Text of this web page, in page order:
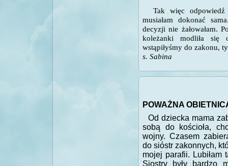
Tak więc odpowiedź
musiałam dokonać
decyzji nie żałowałam.
koleżanki modliła się
wstąpiłyśmy do zakonu,
s. Sabina
POWAŻNA
Od dziecka mama
sobą do kościoła,
wojny. Czasem
do sióstr zakonnych,
mojej parafii. Lubiłam
Siostry były bardzo